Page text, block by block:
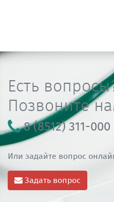
Есть
Позвоните
8 (8512) 311-000
Или задайте вопрос
Задать вопрос